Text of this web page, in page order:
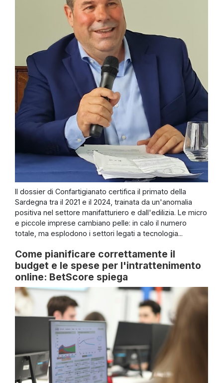
Il dossier di Confartigianato certifica il primato della
Sardegna tra il 2021 e il 2024, trainata da un'anomalia
positiva nel settore manifatturiero e dall'edilizia. Le micro
e piccole imprese cambiano pelle: in calo il numero
totale, ma esplodono i settori legati a tecnologia...
Come pianificare correttamente il
budget e le spese per l'intrattenimento
online: BetScore spiega